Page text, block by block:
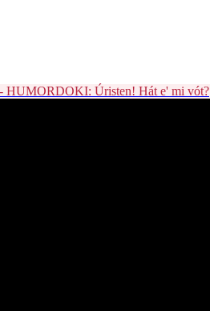
HUMORDOKI: Úristen! Hát e' mi vót?